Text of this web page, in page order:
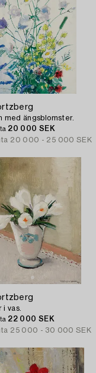
med ängsblomster.
20 000 SEK
20 000 - 25 000 SEK
i vas.
22 000 SEK
25 000 - 30 000 SEK